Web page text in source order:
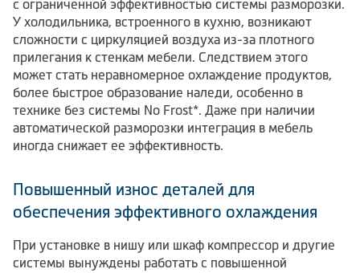
с ограниченной эффективностью системы разморозки.
У холодильника, встроенного в кухню, возникают
сложности с циркуляцией воздуха из-за плотного
прилегания к стенкам мебели. Следствием этого
может стать неравномерное охлаждение продуктов,
более быстрое образование наледи, особенно в
технике без системы No Frost*. Даже при наличии
автоматической разморозки интеграция в мебель
иногда снижает ее эффективность.
Повышенный износ деталей для
обеспечения эффективного охлаждения
При установке в нишу или шкаф компрессор и другие
системы вынуждены работать с повышенной